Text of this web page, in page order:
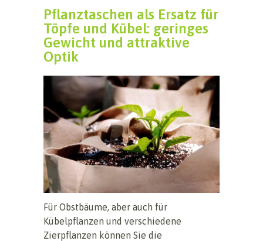
Pflanztaschen als Ersatz für
Töpfe und Kübel: geringes
Gewicht und attraktive
Optik
Für Obstbäume, aber auch für
Kübelpflanzen und verschiedene
Zierpflanzen können Sie die